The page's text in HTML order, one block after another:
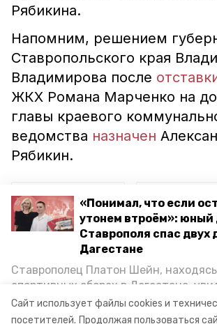
Сайт использует файлы cookies и
посетителей. Продолжая пользоваться
«Понимал, что если
утонем втроём»: юный
Ставрополя спас двух
Дагестане
Ставрополец Платон Шейн,
спортивных сборах в Дегестане,
Каспийском море детей и бросился
возвращении домой, отважного
Рябикина.
Напомним, решением
Ставропольского края
Владимирова после
ЖКХ Романа Марченко на
главы краевого
ведомства назначен
Рябикин.
петровский округ роман марченко
министр жкх ставропольского края
глава петровского округа новое
губернатор владимир владимиров